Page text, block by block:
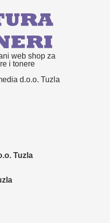
web shop za
i tonere
d.o.o. Tuzla
Tuzla